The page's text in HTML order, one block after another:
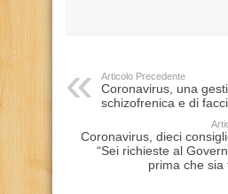
Articolo Precedente
Coronavirus, una
schizofrenica e di
Coronavirus, dieci
“Sei richieste al
prima che sia